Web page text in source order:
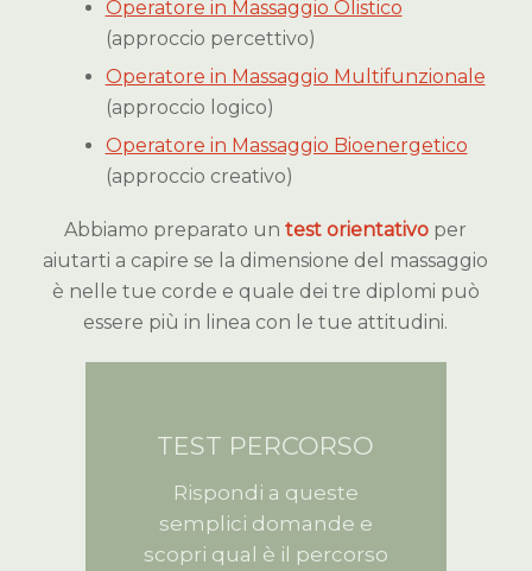
Operatore in Massaggio Olistico
(approccio percettivo)
Operatore in Massaggio Multifunzionale
(approccio logico)
Operatore in Massaggio Bioenergetico
(approccio creativo)
Abbiamo preparato untest orientativo per
aiutarti a capire se la dimensione del massaggio
è nelle tue corde e quale dei tre diplomi può
essere più in linea con le tue attitudini.
TEST PERCORSO
Rispondi a queste
semplici domande e
scopri qual è il percorso